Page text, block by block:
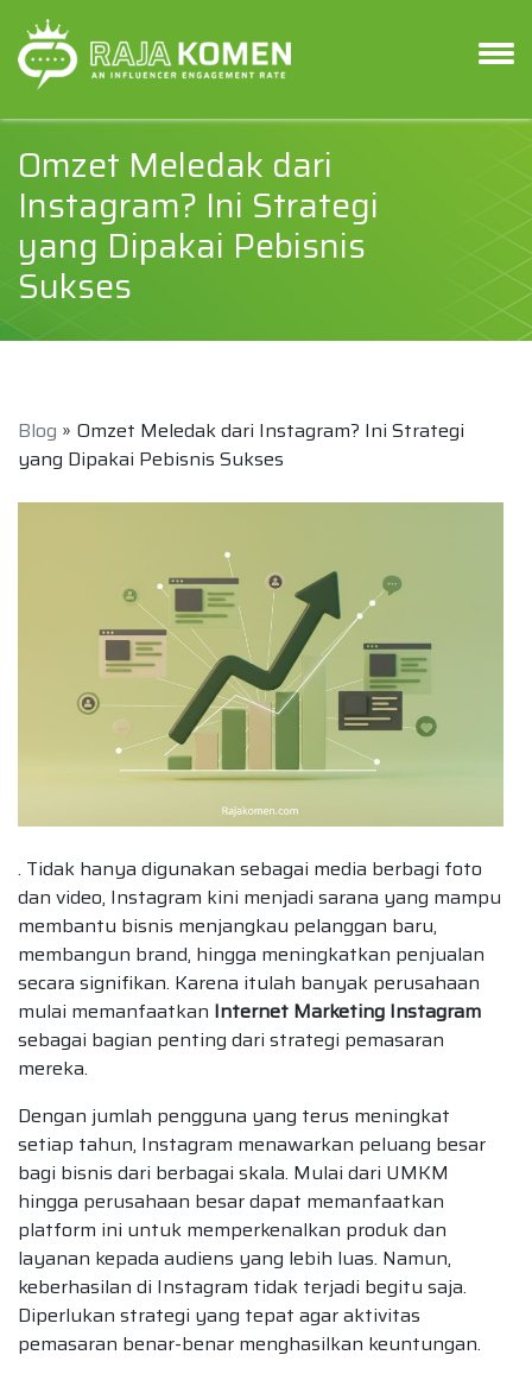
Omzet Meledak dari
Instagram? Ini Strategi
yang Dipakai Pebisnis
Sukses
Blog » Omzet Meledak dari Instagram? Ini Strategi
yang Dipakai Pebisnis Sukses
. Tidak hanya digunakan sebagai media berbagi foto
dan video, Instagram kini menjadi sarana yang mampu
membantu bisnis menjangkau pelanggan baru,
membangun brand, hingga meningkatkan penjualan
secara signifikan. Karena itulah banyak perusahaan
mulai memanfaatkan Internet Marketing Instagram
sebagai bagian penting dari strategi pemasaran
mereka.
Dengan jumlah pengguna yang terus meningkat
setiap tahun, Instagram menawarkan peluang besar
bagi bisnis dari berbagai skala. Mulai dari UMKM
hingga perusahaan besar dapat memanfaatkan
platform ini untuk memperkenalkan produk dan
layanan kepada audiens yang lebih luas. Namun,
keberhasilan di Instagram tidak terjadi begitu saja.
Diperlukan strategi yang tepat agar aktivitas
pemasaran benar-benar menghasilkan keuntungan.